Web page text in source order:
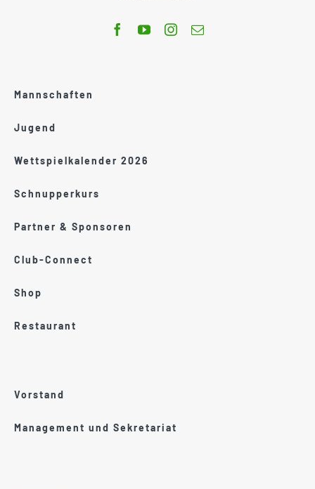
Mannschaften
Jugend
Wettspielkalender 2026
Schnupperkurs
Partner & Sponsoren
Club-Connect
Shop
Restaurant
Vorstand
Management und Sekretariat